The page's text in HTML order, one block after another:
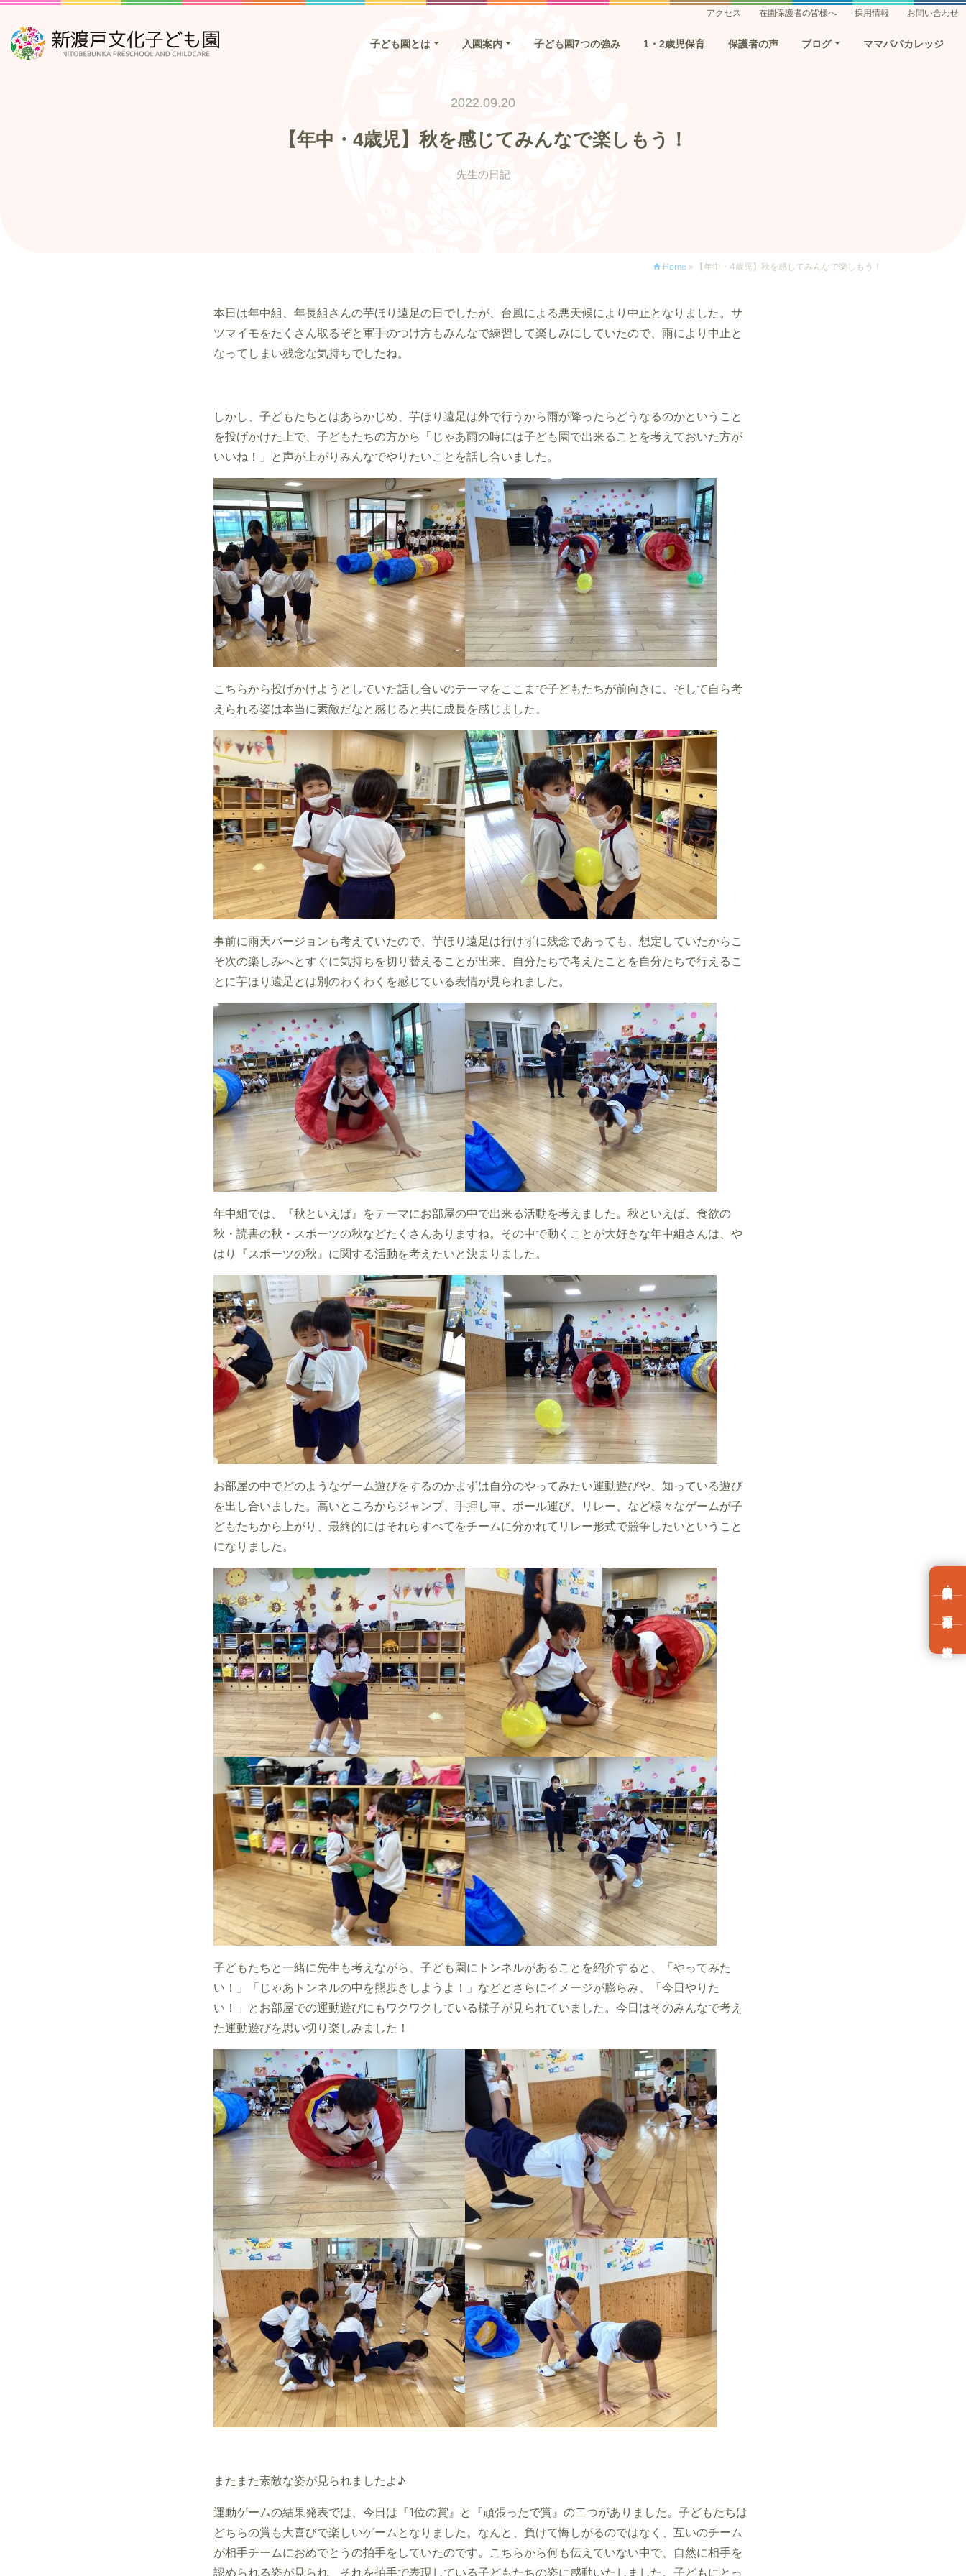
アクセス 在園保護者の皆様へ 採用情報 お問い合わせ
子ども園とは 入園案内 子ども園7つの強み 1・2歳児保育 保護者の声 ブログ ママパパカレッジ
2022.09.20
【年中・4歳児】秋を感じてみんなで楽しもう！
先生の日記
Home » 【年中・4歳児】秋を感じてみんなで楽しもう！
本日は年中組、年長組さんの芋ほり遠足の日でしたが、台風による悪天候により中止となりました。サ
ツマイモをたくさん取るぞと軍手のつけ方もみんなで練習して楽しみにしていたので、雨により中止と
なってしまい残念な気持ちでしたね。
しかし、子どもたちとはあらかじめ、芋ほり遠足は外で行うから雨が降ったらどうなるのかということ
を投げかけた上で、子どもたちの方から「じゃあ雨の時には子ども園で出来ることを考えておいた方が
いいね！」と声が上がりみんなでやりたいことを話し合いました。
こちらから投げかけようとしていた話し合いのテーマをここまで子どもたちが前向きに、そして自ら考
えられる姿は本当に素敵だなと感じると共に成長を感じました。
事前に雨天バージョンも考えていたので、芋ほり遠足は行けずに残念であっても、想定していたからこ
そ次の楽しみへとすぐに気持ちを切り替えることが出来、自分たちで考えたことを自分たちで行えるこ
とに芋ほり遠足とは別のわくわくを感じている表情が見られました。
年中組では、『秋といえば』をテーマにお部屋の中で出来る活動を考えました。秋といえば、食欲の
秋・読書の秋・スポーツの秋などたくさんありますね。その中で動くことが大好きな年中組さんは、や
はり『スポーツの秋』に関する活動を考えたいと決まりました。
お部屋の中でどのようなゲーム遊びをするのかまずは自分のやってみたい運動遊びや、知っている遊び
を出し合いました。高いところからジャンプ、手押し車、ボール運び、リレー、など様々なゲームが子
どもたちから上がり、最終的にはそれらすべてをチームに分かれてリレー形式で競争したいということ
になりました。
子どもたちと一緒に先生も考えながら、子ども園にトンネルがあることを紹介すると、「やってみた
い！」「じゃあトンネルの中を熊歩きしようよ！」などとさらにイメージが膨らみ、「今日やりた
い！」とお部屋での運動遊びにもワクワクしている様子が見られていました。今日はそのみんなで考え
た運動遊びを思い切り楽しみました！
またまた素敵な姿が見られましたよ♪
運動ゲームの結果発表では、今日は『1位の賞』と『頑張ったで賞』の二つがありました。子どもたちは
どちらの賞も大喜びで楽しいゲームとなりました。なんと、負けて悔しがるのではなく、互いのチーム
が相手チームにおめでとうの拍手をしていたのです。こちらから何も伝えていない中で、自然に相手を
認められる姿が見られ、それを拍手で表現している子どもたちの姿に感動いたしました。子どもにとっ